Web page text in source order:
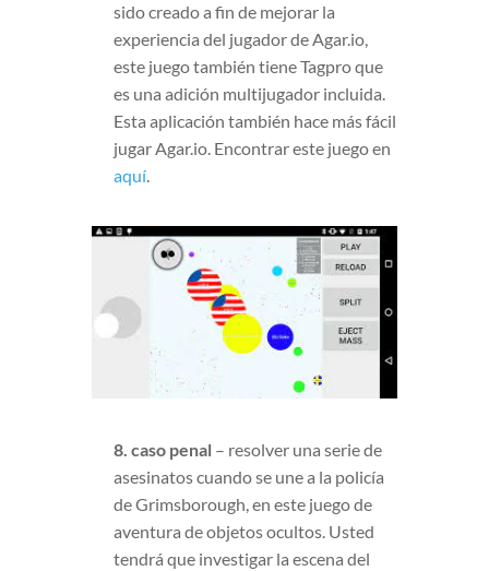
sido creado a fin de mejorar la
experiencia del jugador de Agar.io,
este juego también tiene Tagpro que
es una adición multijugador incluida.
Esta aplicación también hace más fácil
jugar Agar.io. Encontrar este juego en
aquí.
8. caso penal – resolver una serie de
asesinatos cuando se une a la policía
de Grimsborough, en este juego de
aventura de objetos ocultos. Usted
tendrá que investigar la escena del